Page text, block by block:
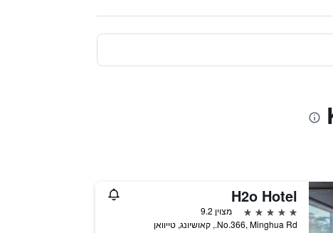
H2o Hotel
5 כוכבים
מצוין 9.2
No.366, Minghua Rd., קאושיונג, טייוואן